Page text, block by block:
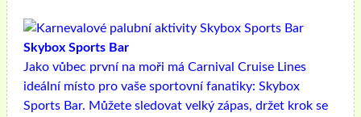
Skybox Sports Bar
Jako vůbec první na moři má Carnival Cruise Lines
ideální místo pro vaše sportovní fanatiky: Skybox
Sports Bar. Můžete sledovat velký zápas, držet krok se